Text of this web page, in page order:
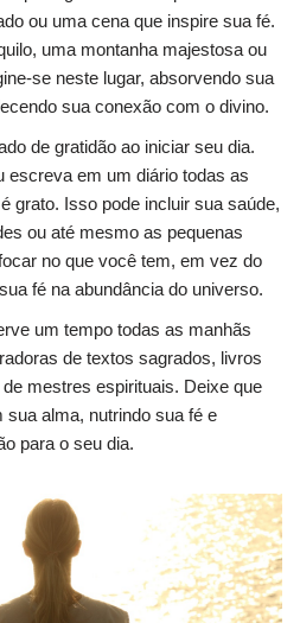
ou uma cena que inspire sua fé.
uma montanha majestosa ou
se neste lugar, absorvendo sua
sua conexão com o divino.
de gratidão ao iniciar seu dia.
escreva em um diário todas as
grato. Isso pode incluir sua saúde,
ou até mesmo as pequenas
no que você tem, em vez do
fé na abundância do universo.
um tempo todas as manhãs
de textos sagrados, livros
mestres espirituais. Deixe que
alma, nutrindo sua fé e
para o seu dia.